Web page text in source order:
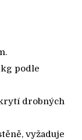
podle
drobných
vyžaduje